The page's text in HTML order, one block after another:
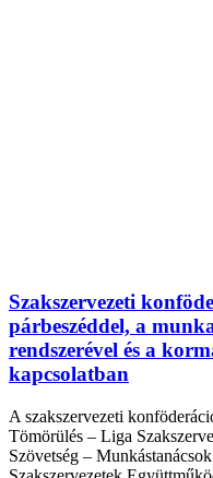
Szakszervezeti
párbeszéddel, a
rendszerével és a
kapcsolatban
A szakszervezeti
Tömörülés – Liga
Szövetség –